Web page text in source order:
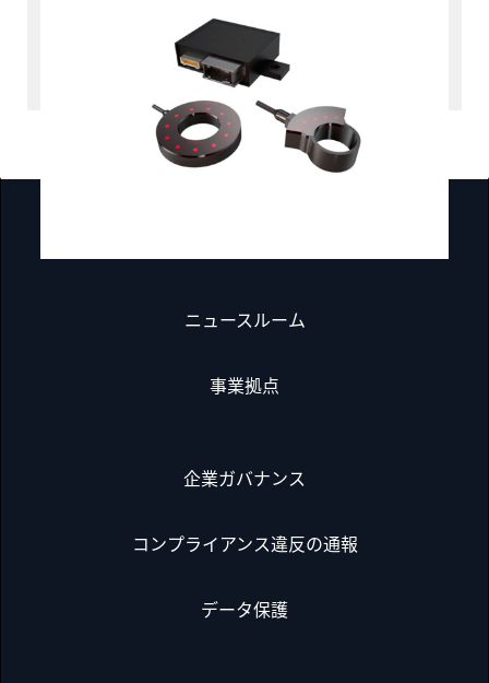
ニュースルーム
事業拠点
企業ガバナンス
コンプライアンス違反の通報
データ保護